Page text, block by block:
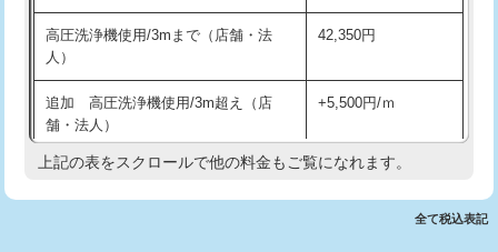
業）
排水管工事（追加 排水管工事/3ｍ超
え）
マス交換（土の掘削・埋め戻し作業） 11,000円~
高圧洗浄機使用/3mまで（店舗・法
人）
42,350円
追加 高圧洗浄機使用/3m超え（店
舗・法人）
+5,500円/ｍ
高度高圧洗浄換 現地調査
上記の表をスクロールで他の料金もご覧になれます。
全て税込表記